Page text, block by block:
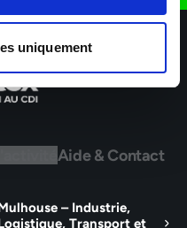
uniquement
Aide & Contact
– Industrie,
Transport et